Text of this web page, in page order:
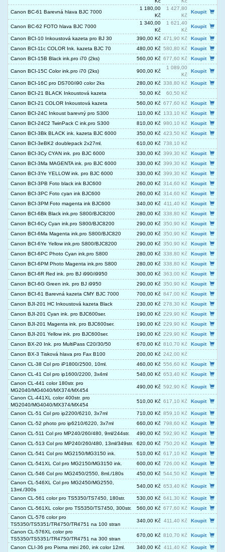
Canon BC-61 Barevná hlava BJC 7000
1 180,00
Kč
1 427,80
Kč
Koupit
Canon BC-62 FOTO hlava BJC 7000
1 340,00
Kč
1 621,40
Kč
Koupit
Canon BCI-10 Inkoustová kazeta pro BJ 30 390,00 Kč 471,90 Kč
Koupit
Canon BCI-11c COLOR Ink. kazeta BJC 70
480,00 Kč 580,80 Kč
Koupit
Canon BCI-15B Black ink.pro i70 (2ks)
560,00 Kč 677,60 Kč Koupit
Canon BCI-15C Color ink.pro i70 (2ks) 900,00 Kč
1 089,00
Kč
Koupit
Canon BCI-16C pro DS700/i90 color 2ks 280,00 Kč 338,80 Kč
Koupit
Canon BCI-21 BLACK Inkoustová kazeta
50,00 Kč
60,50 Kč
Canon BCI-21 COLOR Inkoustová kazeta
560,00 Kč 677,60 Kč
Koupit
Canon BCI-24C Inkoust barevný pro S300
110,00 Kč 133,10 Kč
Koupit
Canon BCI-24C2 TwinPack C ink.pro S300
810,00 Kč 980,10 Kč
Koupit
Canon BCI-3Bk BLACK ink. kazeta BJC 6000
350,00 Kč 423,50 Kč
Koupit
Canon BCI-3eBK2 doublepack 2x27ml.
610,00 Kč 738,10 Kč
Canon BCI-3Cy CYAN ink. pro BJC 6000
330,00 Kč 399,30 Kč
Koupit
Canon BCI-3Ma MAGENTA ink. pro BJC 6000
330,00 Kč 399,30 Kč
Koupit
Canon BCI-3Ye YELLOW ink. pro BJC 6000
330,00 Kč 399,30 Kč
Koupit
Canon BCI-3PB Foto black ink BJC600
260,00 Kč 314,60 Kč
Koupit
Canon BCI-3PC Foto cyan ink BJC600
260,00 Kč 314,60 Kč
Koupit
Canon BCI-3PM Foto magenta ink BJC600
340,00 Kč 411,40 Kč
Koupit
Canon BCI-6Bk Black ink.pro S800/BJC8200
280,00 Kč 338,80 Kč
Koupit
Canon BCI-6Cy Cyan ink.pro S800/BJC8200
290,00 Kč 350,90 Kč
Koupit
Canon BCI-6Ma Magenta ink.pro S800/BJC820
290,00 Kč 350,90 Kč
Koupit
Canon BCI-6Ye Yellow ink.pro S800/BJC8200
290,00 Kč 350,90 Kč
Koupit
Canon BCI-6PC Photo Cyan ink.pro S800
280,00 Kč 338,80 Kč
Koupit
Canon BCI-6PM Photo Magenta ink.pro S800
280,00 Kč 338,80 Kč
Koupit
Canon BCI-6R Red ink. pro BJ i990/i9950
300,00 Kč 363,00 Kč
Koupit
Canon BCI-6G Green ink. pro BJ i9950
290,00 Kč 350,90 Kč
Koupit
Canon BCI-61 Barevná kazeta CMY BJC 7000
700,00 Kč 847,00 Kč
Koupit
Canon BJI-201 HC Inkoustová kazeta Black
230,00 Kč 278,30 Kč
Koupit
Canon BJI-201 Cyan ink. pro BJC600ser.
190,00 Kč 229,90 Kč
Koupit
Canon BJI-201 Magenta ink. pro BJC600ser.
190,00 Kč 229,90 Kč
Koupit
Canon BJI-201 Yellow ink. pro BJC600ser.
190,00 Kč 229,90 Kč
Koupit
Canon BX-20 Ink. pro MultiPass C20/30/50
670,00 Kč 810,70 Kč
Koupit
Canon BX-3 Tisková hlava pro Fax B100
200,00 Kč 242,00 Kč
Canon CL-38 Col pro iP1800/2500, 10ml.
460,00 Kč 556,60 Kč
Koupit
Canon CL-41 Col pro ip1600/2200, 3x4ml
540,00 Kč 653,40 Kč
Koupit
Canon CL-441 color 180str. pro
MG2040/MG4040/MX374/MX454
490,00 Kč 592,90 Kč
Koupit
Canon CL-441XL color 400str. pro
MG2040/MG4040/MX374/MX454
510,00 Kč 617,10 Kč Koupit
Canon CL-51 Col pro ip2200/6210, 3x7ml 710,00 Kč 859,10 Kč
Koupit
Canon CL-52 photo pro ip6210/6220, 3x7ml
660,00 Kč 798,60 Kč
Koupit
Canon CL-511 Col pro MP240/260/480, 9ml/244str.
490,00 Kč 592,90 Kč
Koupit
Canon CL-513 Col pro MP240/260/480, 13ml/349str.
620,00 Kč 750,20 Kč
Koupit
Canon CL-541 Col pro MG2150/MG3150 ink.
510,00 Kč 617,10 Kč
Koupit
Canon CL-541XL Col pro MG2150/MG3150 ink.
600,00 Kč 726,00 Kč
Koupit
Canon CL-546 Col pro MG2450/2550, 8ml./180s
450,00 Kč 544,50 Kč
Koupit
Canon CL-546XL Col pro MG2450/MG2550,
13ml./300s
540,00 Kč 653,40 Kč Koupit
Canon CL-561 color pro TS5350/TS7450, 180str. 530,00 Kč 641,30 Kč
Koupit
Canon CL-561XL color pro TS5350/TS7450, 300str.
560,00 Kč 677,60 Kč
Koupit
Canon CL-576 color pro
TS5350/TS5351/TR4750/TR4751 na 100 stran
340,00 Kč 411,40 Kč
Koupit
Canon CL-576XL color pro
TS5350/TS5351/TR4750/TR4751 na 300 stran
670,00 Kč 810,70 Kč Koupit
Canon CLI-36 pro Pixma mini 260, ink color 12ml. 340,00 Kč 411,40 Kč
Koupit